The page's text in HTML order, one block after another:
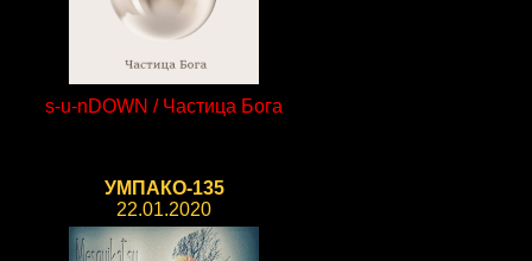
s-u-nDOWN / Частица Бога
УМПАКО-135
22.01.2020